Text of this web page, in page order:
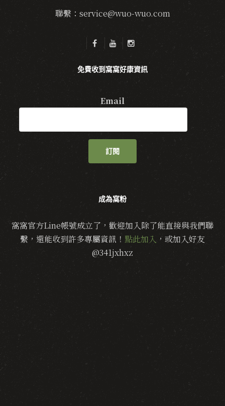
聯繫：service@wuo-wuo.com
免費收到窩窩好康資訊
Email
訂閱
成為窩粉
窩窩官方Line帳號成立了，歡迎加入除了能直接與我們聯
繫，還能收到許多專屬資訊！ 點此加入 ，或加入好友
@341jxhxz